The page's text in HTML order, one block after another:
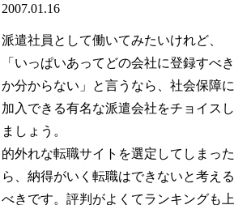
2007.01.16
派遣社員として働いてみたいけれど、
「いっぱいあってどの会社に登録すべき
か分からない」と言うなら、社会保障に
加入できる有名な派遣会社をチョイスし
ましょう。
的外れな転職サイトを選定してしまった
ら、納得がいく転職はできないと考える
べきです。評判がよくてランキングも上